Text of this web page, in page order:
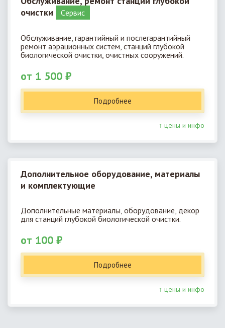
очистки
Cервис
Обслуживание, гарантийный и послегарантийный
ремонт аэрационных систем, станций глубокой
биологической очистки, очистных сооружений.
от 1 500 ₽
Подробнее
↑ цены и инфо
Дополнительное оборудование, материалы
и комплектующие
Дополнительные материалы, оборудование, декор
для станций глубокой биологической очистки.
от 100 ₽
Подробнее
↑ цены и инфо